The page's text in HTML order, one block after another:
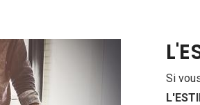
Si